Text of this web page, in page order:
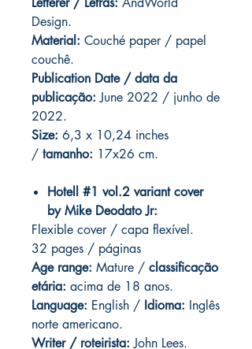
Design.
Material: Couché paper / papel
couchê.
Publication Date / data da
publicação: June 2022 / junho de
2022.
Size: 6,3 x 10,24 inches
/ tamanho: 17x26 cm.
Hotell #1 vol.2 variant cover
by Mike Deodato Jr:
Flexible cover / capa flexível.
32 pages / páginas
Age range: Mature / classificação
etária: acima de 18 anos.
Language: English / Idioma: Inglês
norte americano.
Writer / roteirista:John Lees.